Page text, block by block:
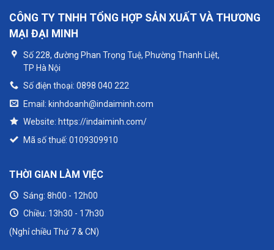
CÔNG TY TNHH TỔNG HỢP SẢN XUẤT VÀ THƯƠNG
MẠI ĐẠI MINH
Số 228, đường Phan Trọng Tuệ, Phường Thanh Liệt,
TP Hà Nội
Số điện thoại: 0898 040 222
Email: kinhdoanh@indaiminh.com
Website: https://indaiminh.com/
Mã số thuế: 0109309910
THỜI GIAN LÀM VIỆC
Sáng: 8h00 - 12h00
Chiều: 13h30 - 17h30
(Nghỉ chiều Thứ 7 & CN)